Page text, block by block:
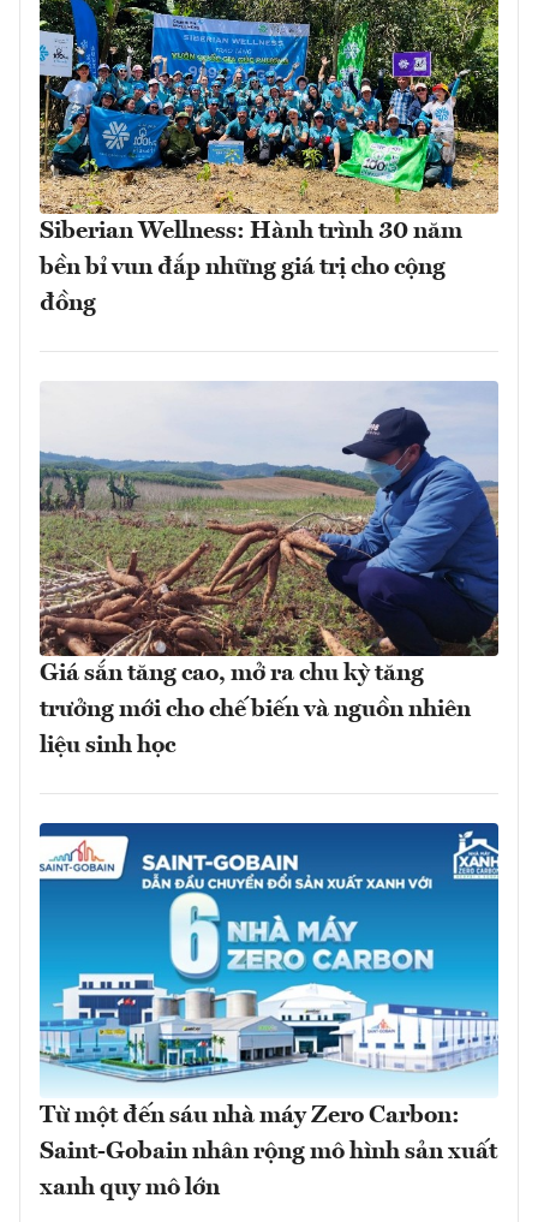
Siberian Wellness: Hành trình 30 năm
bền bỉ vun đắp những giá trị cho cộng
đồng
Giá sắn tăng cao, mở ra chu kỳ tăng
trưởng mới cho chế biến và nguồn nhiên
liệu sinh học
Từ một đến sáu nhà máy Zero Carbon:
Saint-Gobain nhân rộng mô hình sản xuất
xanh quy mô lớn